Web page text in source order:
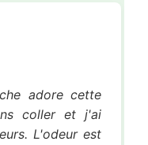
adore cette
coller et j'ai
L'odeur est